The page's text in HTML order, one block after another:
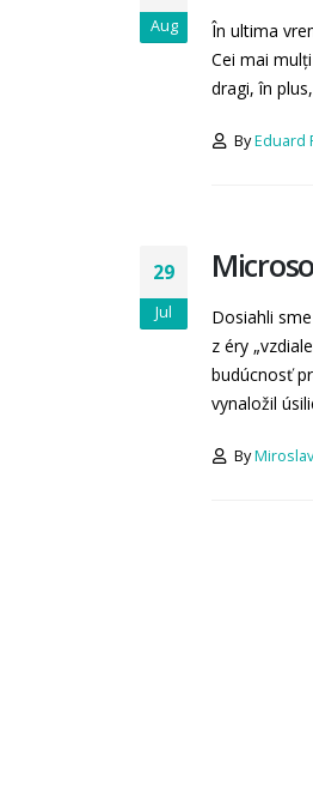
Aug
În ultima
Cei mai
dragi, în
ByEduard
29
Jul
Dosiahli
z éry
budúcnosť
vynaložil
By